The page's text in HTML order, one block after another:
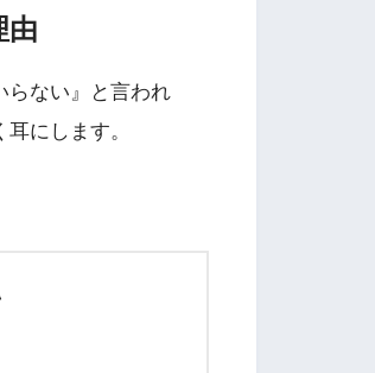
由
らない』と言われ
にします。